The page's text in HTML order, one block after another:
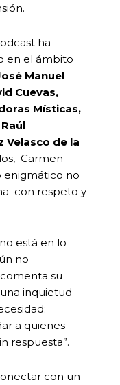
ha
en el ámbito
Manuel
Cuevas,
Místicas,
Raúl
Velasco de la
Carmen
enigmático no
con respeto y
está en lo
no
su
inquietud
a quienes
respuesta”.
con un